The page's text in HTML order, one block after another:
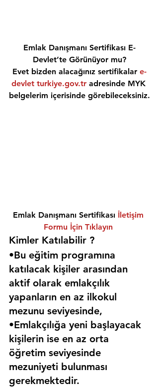
Emlak Danışmanı Sertifikası E-
Devlet’te Görünüyor mu?
Evet bizden alacağınız sertifikalar e-
devlet turkiye.gov.tr adresinde MYK
belgelerim içerisinde görebileceksiniz.
Emlak Danışmanı Sertifikası İletişim
Formu İçin Tıklayın
Kimler Katılabilir ?
•Bu eğitim programına
katılacak kişiler arasından
aktif olarak emlakçılık
yapanların en az ilkokul
mezunu seviyesinde,
•Emlakçılığa yeni başlayacak
kişilerin ise en az orta
öğretim seviyesinde
mezuniyeti bulunması
gerekmektedir.